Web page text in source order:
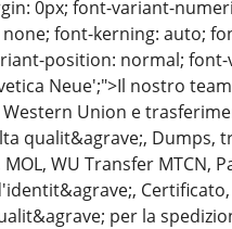
0px; font-variant-
font-kerning: auto;
position: normal;
Neue';">Il nostro
Union e
qualit&agrave;, Dumps,
WU Transfer MTCN,
per la